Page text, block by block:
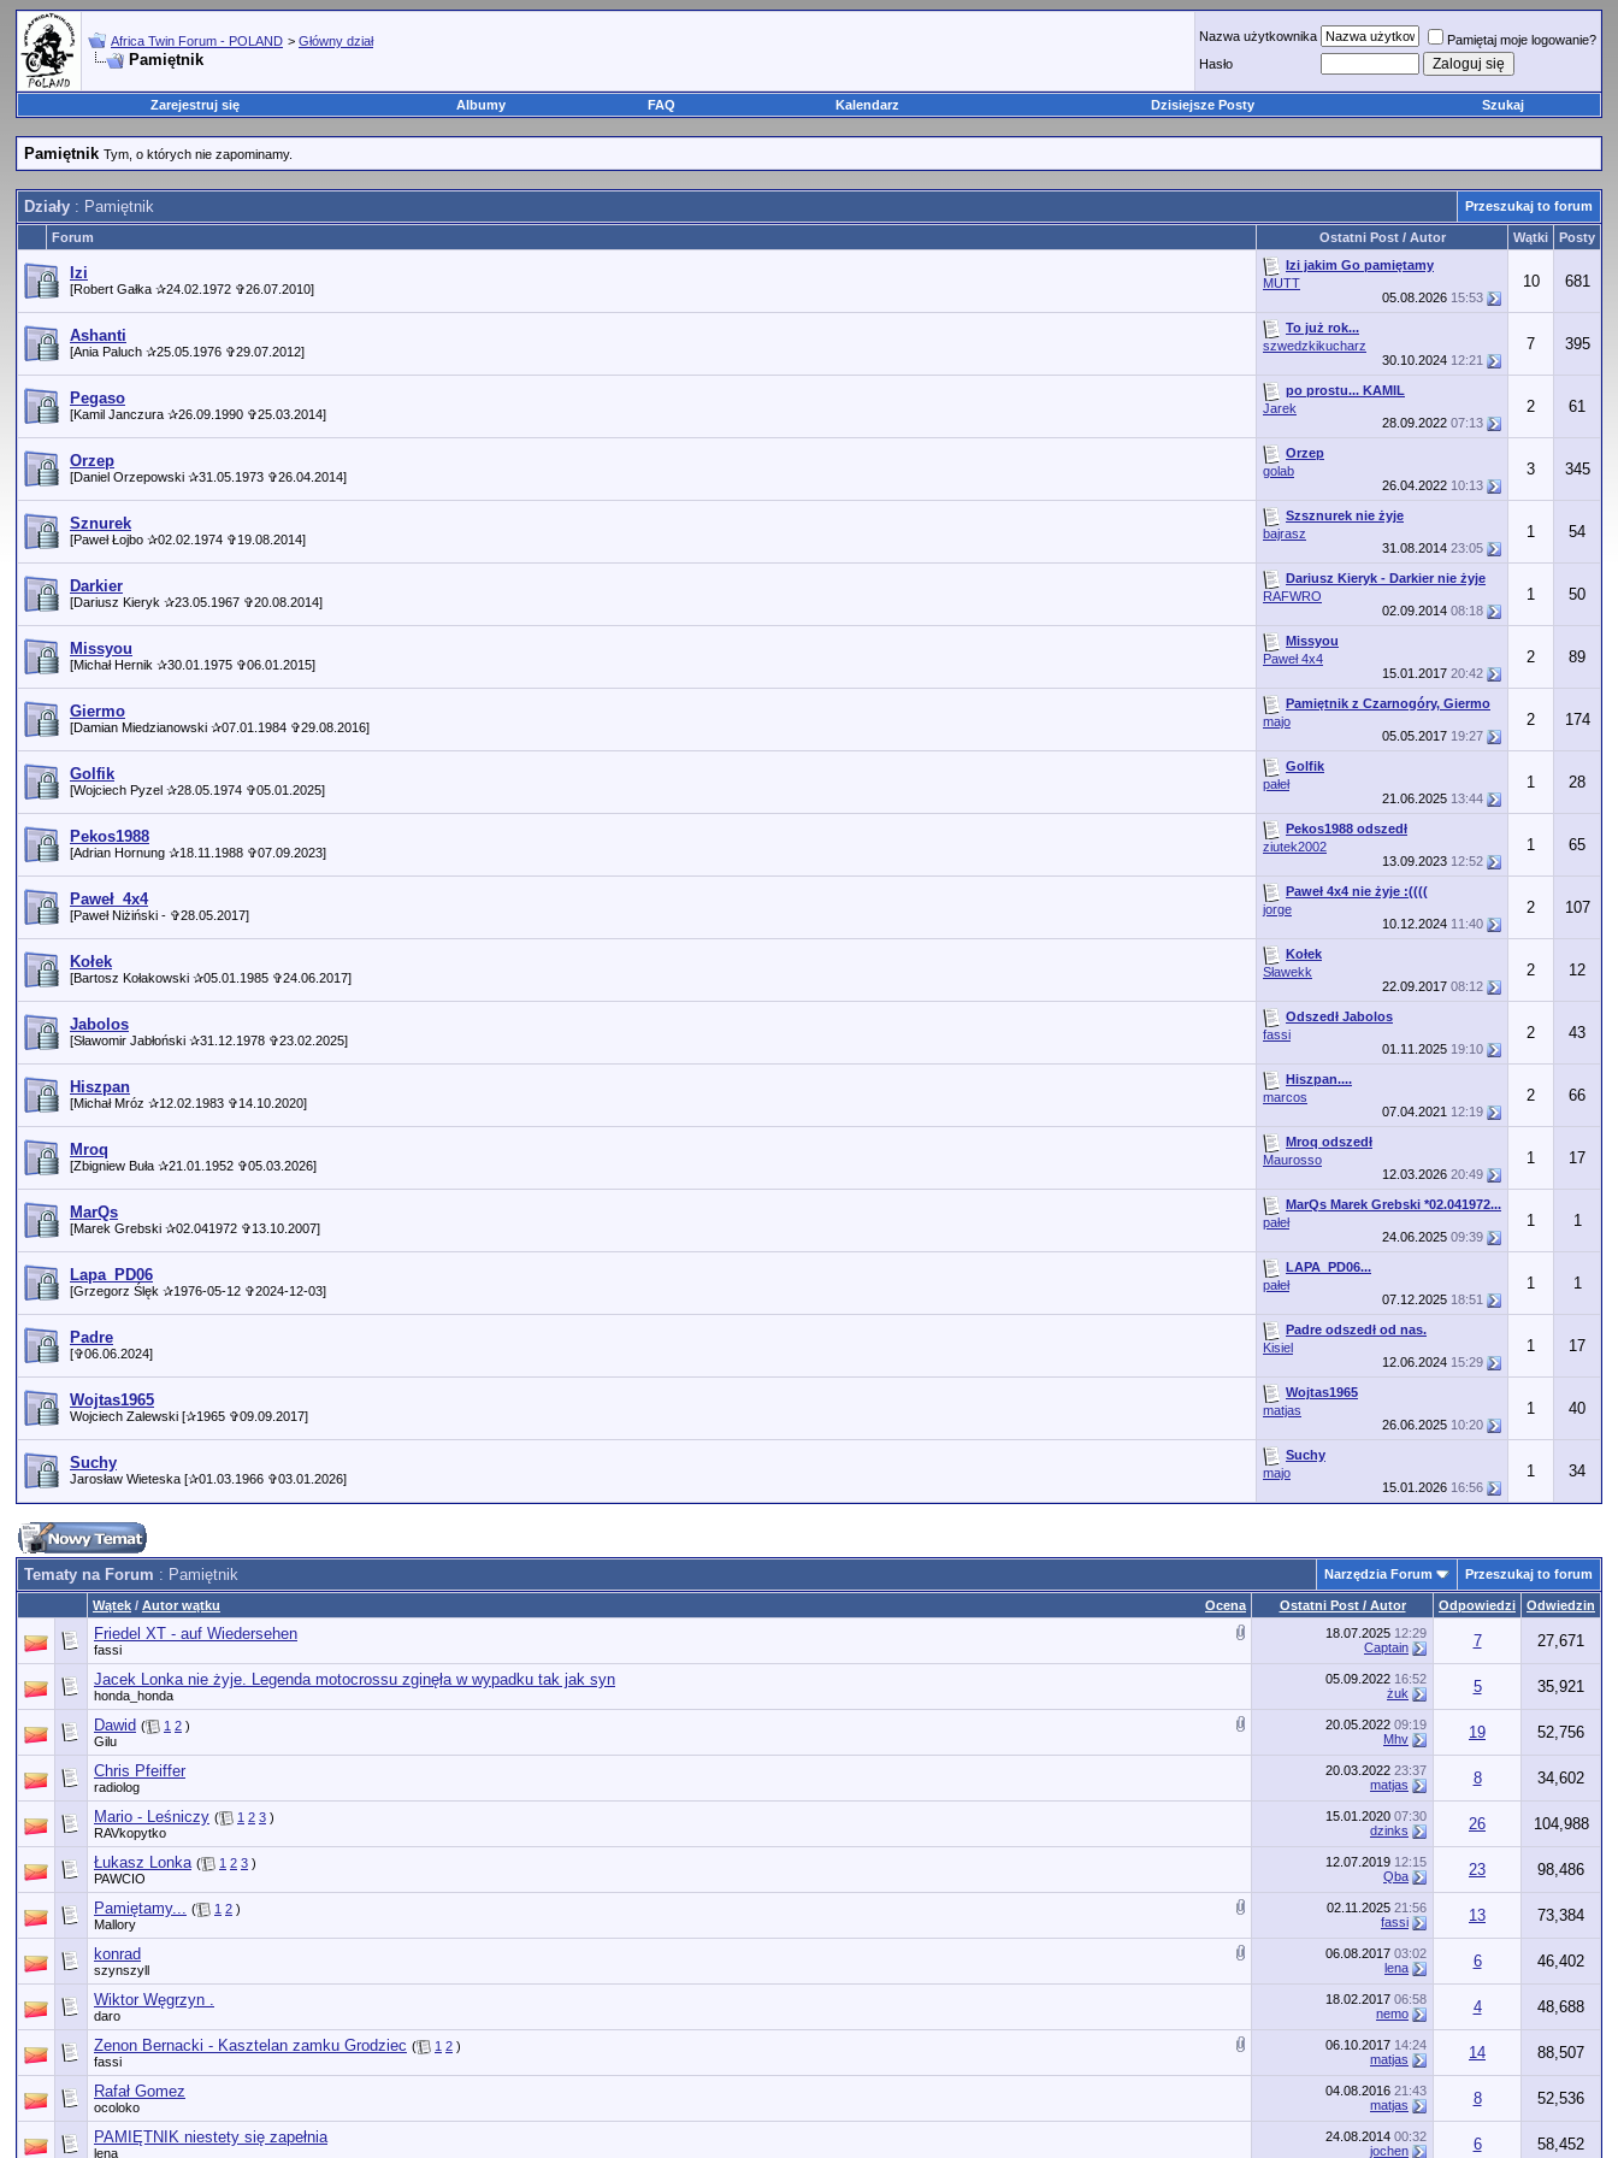
Africa Twin Forum - POLAND > Główny dział
Pamiętnik
Nazwa użytkownika
Pamiętaj moje logowanie?
Hasło
Zarejestruj się Albumy FAQ Kalendarz Dzisiejsze Posty Szukaj
Pamiętnik Tym, o których nie zapominamy.
Działy : Pamiętnik Przeszukaj to forum
Forum Ostatni Post / Autor Wątki Posty
Izi
[Robert Gałka ✰24.02.1972 ✞26.07.2010]
Izi jakim Go pamiętamy
MUTT
05.08.2026 15:53
10 681
Ashanti
[Ania Paluch ✰25.05.1976 ✞29.07.2012]
To już rok...
szwedzkikucharz
30.10.2024 12:21
7 395
Pegaso
[Kamil Janczura ✰26.09.1990 ✞25.03.2014]
po prostu... KAMIL
Jarek
28.09.2022 07:13
2 61
Orzep
[Daniel Orzepowski ✰31.05.1973 ✞26.04.2014]
Orzep
golab
26.04.2022 10:13
3 345
Sznurek
[Paweł Łojbo ✰02.02.1974 ✞19.08.2014]
Szsznurek nie żyje
bajrasz
31.08.2014 23:05
1 54
Darkier
[Dariusz Kieryk ✰23.05.1967 ✞20.08.2014]
Dariusz Kieryk - Darkier nie żyje
RAFWRO
02.09.2014 08:18
1 50
Missyou
[Michał Hernik ✰30.01.1975 ✞06.01.2015]
Missyou
Paweł 4x4
15.01.2017 20:42
2 89
Giermo
[Damian Miedzianowski ✰07.01.1984 ✞29.08.2016]
Pamiętnik z Czarnogóry, Giermo
majo
05.05.2017 19:27
2 174
Golfik
[Wojciech Pyzel ✰28.05.1974 ✞05.01.2025]
Golfik
pałeł
21.06.2025 13:44
1 28
Pekos1988
[Adrian Hornung ✰18.11.1988 ✞07.09.2023]
Pekos1988 odszedł
ziutek2002
13.09.2023 12:52
1 65
Paweł_4x4
[Paweł Niżiński - ✞28.05.2017]
Paweł 4x4 nie żyje :((((
jorge
10.12.2024 11:40
2 107
Kołek
[Bartosz Kołakowski ✰05.01.1985 ✞24.06.2017]
Kołek
Sławekk
22.09.2017 08:12
2 12
Jabolos
[Sławomir Jabłoński ✰31.12.1978 ✞23.02.2025]
Odszedł Jabolos
fassi
01.11.2025 19:10
2 43
Hiszpan
[Michał Mróz ✰12.02.1983 ✞14.10.2020]
Hiszpan....
marcos
07.04.2021 12:19
2 66
Mroq
[Zbigniew Buła ✰21.01.1952 ✞05.03.2026]
Mroq odszedł
Maurosso
12.03.2026 20:49
1 17
MarQs
[Marek Grebski ✰02.041972 ✞13.10.2007]
MarQs Marek Grebski *02.041972...
pałeł
24.06.2025 09:39
1 1
Lapa_PD06
[Grzegorz Ślęk ✰1976-05-12 ✞2024-12-03]
LAPA_PD06...
pałeł
07.12.2025 18:51
1 1
Padre
[✞06.06.2024]
Padre odszedł od nas.
Kisiel
12.06.2024 15:29
1 17
Wojtas1965
Wojciech Zalewski [✰1965 ✞09.09.2017]
Wojtas1965
matjas
26.06.2025 10:20
1 40
Suchy
Jarosław Wieteska [✰01.03.1966 ✞03.01.2026]
Suchy
majo
15.01.2026 16:56
1 34
Tematy na Forum : Pamiętnik Narzędzia Forum Przeszukaj to forum
Ocena
Wątek / Autor wątku Ostatni Post / Autor Odpowiedzi Odwiedzin
Friedel XT - auf Wiedersehen
fassi
18.07.2025 12:29
Captain
7 27,671
Jacek Lonka nie żyje. Legenda motocrossu zginęła w wypadku tak jak syn
honda_honda
05.09.2022 16:52
żuk
5 35,921
Dawid ( 1 2 )
Gilu
20.05.2022 09:19
Mhv
19 52,756
Chris Pfeiffer
radiolog
20.03.2022 23:37
matjas
8 34,602
Mario - Leśniczy ( 1 2 3 )
RAVkopytko
15.01.2020 07:30
dzinks
26 104,988
Łukasz Lonka ( 1 2 3 )
PAWCIO
12.07.2019 12:15
Qba
23 98,486
Pamiętamy... ( 1 2 )
Mallory
02.11.2025 21:56
fassi
13 73,384
konrad
szynszyll
06.08.2017 03:02
lena
6 46,402
Wiktor Węgrzyn .
daro
18.02.2017 06:58
nemo
4 48,688
Zenon Bernacki - Kasztelan zamku Grodziec ( 1 2 )
fassi
06.10.2017 14:24
matjas
14 88,507
Rafał Gomez
ocoloko
04.08.2016 21:43
matjas
8 52,536
PAMIĘTNIK niestety się zapełnia
lena
24.08.2014 00:32
jochen
6 58,452